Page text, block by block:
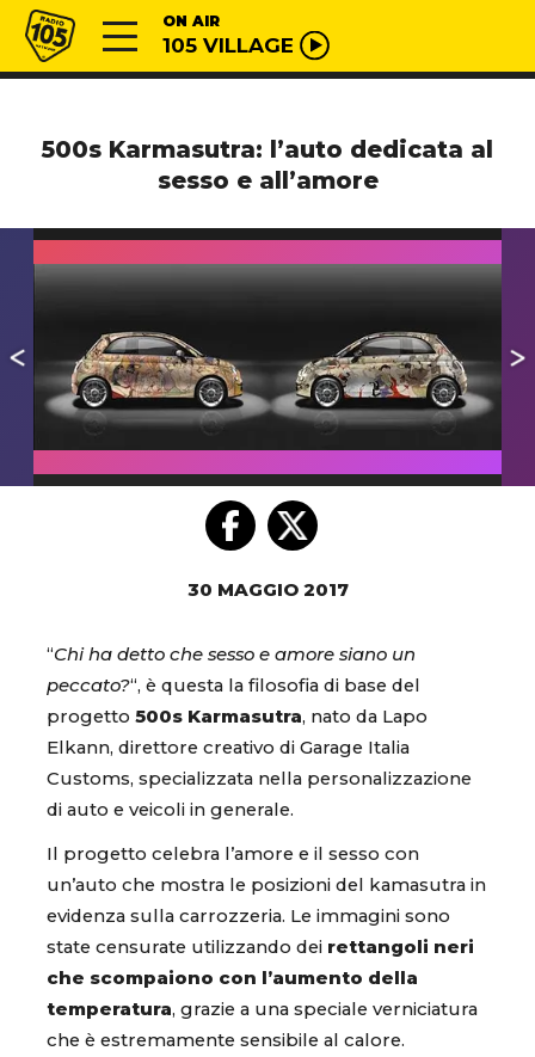
Vai al contenuto
Radio 105 ON AIR
105 VILLAGE
500s Karmasutra: l’auto dedicata al
sesso e all’amore
30 MAGGIO 2017
“Chi ha detto che sesso e amore siano un
peccato?“, è questa la filosofia di base del
progetto 500s Karmasutra, nato da Lapo
Elkann, direttore creativo di Garage Italia
Customs, specializzata nella personalizzazione
di auto e veicoli in generale.
Il progetto celebra l’amore e il sesso con
un’auto che mostra le posizioni del kamasutra in
evidenza sulla carrozzeria. Le immagini sono
state censurate utilizzando dei rettangoli neri
che scompaiono con l’aumento della
temperatura, grazie a una speciale verniciatura
che è estremamente sensibile al calore.